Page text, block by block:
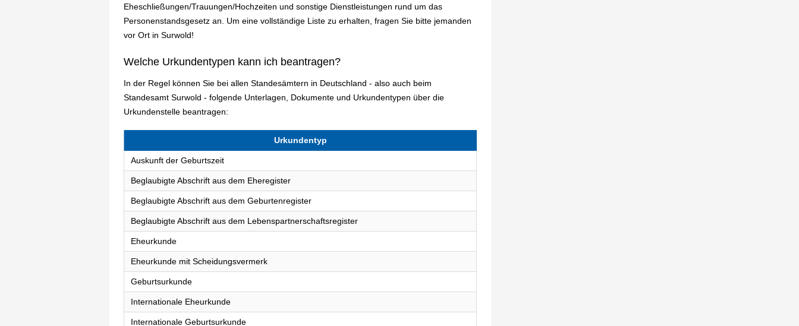
Eheschließungen/Trauungen/Hochzeiten und sonstige Dienstleistungen rund um das
Personenstandsgesetz an. Um eine vollständige Liste zu erhalten, fragen Sie bitte jemanden
vor Ort in Surwold!
Welche Urkundentypen kann ich beantragen?
In der Regel können Sie bei allen Standesämtern in Deutschland - also auch beim
Standesamt Surwold - folgende Unterlagen, Dokumente und Urkundentypen über die
Urkundenstelle beantragen:
Urkundentyp
Auskunft der Geburtszeit
Beglaubigte Abschrift aus dem Eheregister
Beglaubigte Abschrift aus dem Geburtenregister
Beglaubigte Abschrift aus dem Lebenspartnerschaftsregister
Eheurkunde
Eheurkunde mit Scheidungsvermerk
Geburtsurkunde
Internationale Eheurkunde
Internationale Geburtsurkunde